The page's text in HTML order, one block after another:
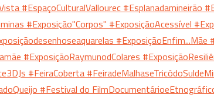
#EspaçoCulturalVallourec #Esplanadamineirão
#Exposição"Corpos" #ExposiçãoAcessível
#ExposiçãoEnfim...Mãe
#ExposiçãoRaymunodColares
#FeiraCoberta
#Festival do